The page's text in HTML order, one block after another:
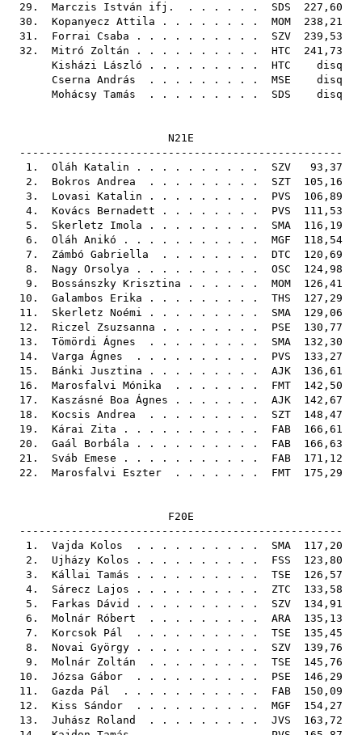
29. Marczis István ifj. . . . . . . SDS 227,60
30. Kopanyecz Attila . . . . . . . . MOM 238,21
31. Forrai Csaba . . . . . . . . . . SZV 239,53
32. Mitró Zoltán . . . . . . . . . . HTC 241,73
Kisházi László . . . . . . . . . HTC disq
Cserna András . . . . . . . . . MSE disq
Mohácsy Tamás . . . . . . . . . SDS disq
N21E
--------------------------------------------------
1. Oláh Katalin . . . . . . . . . . SZV 93,37
2. Bokros Andrea . . . . . . . . . SZT 105,16
3. Lovasi Katalin . . . . . . . . . PVS 106,89
4. Kovács Bernadett . . . . . . . . PVS 111,53
5. Skerletz Imola . . . . . . . . . SMA 116,19
6. Oláh Anikó . . . . . . . . . . . MGF 118,54
7. Zámbó Gabriella . . . . . . . . DTC 120,69
8. Nagy Orsolya . . . . . . . . . . OSC 124,98
9. Bossánszky Krisztina . . . . . . MOM 126,41
10. Galambos Erika . . . . . . . . . THS 127,29
11. Skerletz Noémi . . . . . . . . . SMA 129,06
12. Riczel Zsuzsanna . . . . . . . . PSE 130,77
13. Tömördi Ágnes . . . . . . . . . SMA 132,30
14. Varga Ágnes . . . . . . . . . . PVS 133,27
15. Bánki Jusztina . . . . . . . . . AJK 136,61
16. Marosfalvi Mónika . . . . . . . FMT 142,50
17. Kaszásné Boa Ágnes . . . . . . . AJK 142,67
18. Kocsis Andrea . . . . . . . . . SZT 148,47
19. Kárai Zita . . . . . . . . . . . FAB 166,61
20. Gaál Borbála . . . . . . . . . . FAB 166,63
21. Sváb Emese . . . . . . . . . . . FAB 171,12
22. Marosfalvi Eszter . . . . . . . FMT 175,29
F20E
--------------------------------------------------
1. Vajda Kolos . . . . . . . . . . SMA 117,20
2. Ujházy Kolos . . . . . . . . . . FSS 123,80
3. Kállai Tamás . . . . . . . . . . TSE 126,57
4. Sárecz Lajos . . . . . . . . . . ZTC 133,58
5. Farkas Dávid . . . . . . . . . . SZV 134,91
6. Molnár Róbert . . . . . . . . . ARA 135,13
7. Korcsok Pál . . . . . . . . . . TSE 135,45
8. Novai György . . . . . . . . . . SZV 139,76
9. Molnár Zoltán . . . . . . . . . TSE 145,76
10. Józsa Gábor . . . . . . . . . . PSE 146,29
11. Gazda Pál . . . . . . . . . . . FAB 150,09
12. Kiss Sándor . . . . . . . . . . MGF 154,27
13. Juhász Roland . . . . . . . . . JVS 163,72